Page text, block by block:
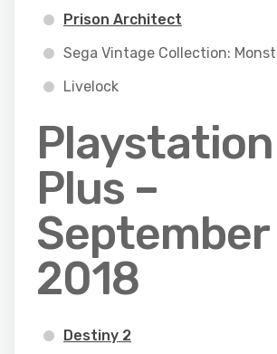
Prison Architect
Sega Vintage Collection:
Livelock
Playstation
Plus –
September
2018
Destiny 2